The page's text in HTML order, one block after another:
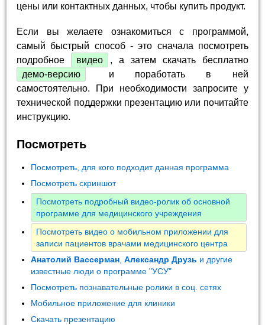
цены или контактных данных, чтобы купить продукт.
Если вы желаете ознакомиться с программой,
самый быстрый способ - это сначала посмотреть
подробное
видео
, а затем скачать бесплатно
демо-версию
и поработать в ней
самостоятельно. При необходимости запросите у
технической поддержки презентацию или почитайте
инструкцию.
Посмотреть
Посмотреть, для кого подходит данная программа
Посмотреть скриншот
Посмотреть подробный видео-ролик об основной
программе для медицинского учреждения
Посмотреть видео о мобильном приложении для
записи пациентов врачами медицинского центра
Анатолий Вассерман ,Александр Друзь и другие
известные люди о программе "УСУ"
Посмотреть познавательные ролики в соц. сетях
Мобильное приложение для клиники
Скачать презентацию